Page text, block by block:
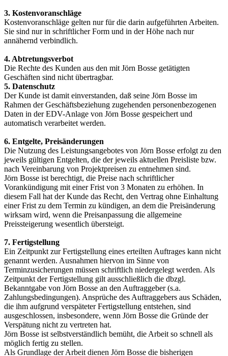
3. Kostenvoranschläge
Kostenvoranschläge gelten nur für die darin aufgeführten Arbeiten.
Sie sind nur in schriftlicher Form und in der Höhe nach nur
annähernd verbindlich.
4. Abtretungsverbot
Die Rechte des Kunden aus den mit Jörn Bosse getätigten
Geschäften sind nicht übertragbar.
5. Datenschutz
Der Kunde ist damit einverstanden, daß seine Jörn Bosse im
Rahmen der Geschäftsbeziehung zugehenden personenbezogenen
Daten in der EDV-Anlage von Jörn Bosse gespeichert und
automatisch verarbeitet werden.
6. Entgelte, Preisänderungen
Die Nutzung des Leistungsangebotes von Jörn Bosse erfolgt zu den
jeweils gültigen Entgelten, die der jeweils aktuellen Preisliste bzw.
nach Vereinbarung von Projektpreisen zu entnehmen sind.
Jörn Bosse ist berechtigt, die Preise nach schriftlicher
Vorankündigung mit einer Frist von 3 Monaten zu erhöhen. In
diesem Fall hat der Kunde das Recht, den Vertrag ohne Einhaltung
einer Frist zu dem Termin zu kündigen, an dem die Preisänderung
wirksam wird, wenn die Preisanpassung die allgemeine
Preissteigerung wesentlich übersteigt.
7. Fertigstellung
Ein Zeitpunkt zur Fertigstellung eines erteilten Auftrages kann nicht
genannt werden. Ausnahmen hiervon im Sinne von
Terminzusicherungen müssen schriftlich niedergelegt werden. Als
Zeitpunkt der Fertigstellung gilt ausschließlich die dbzgl.
Bekanntgabe von Jörn Bosse an den Auftraggeber (s.a.
Zahlungsbedingungen). Ansprüche des Auftraggebers aus Schäden,
die ihm aufgrund verspäteter Fertigstellung entstehen, sind
ausgeschlossen, insbesondere, wenn Jörn Bosse die Gründe der
Verspätung nicht zu vertreten hat.
Jörn Bosse ist selbstverständlich bemüht, die Arbeit so schnell als
möglich fertig zu stellen.
Als Grundlage der Arbeit dienen Jörn Bosse die bisherigen